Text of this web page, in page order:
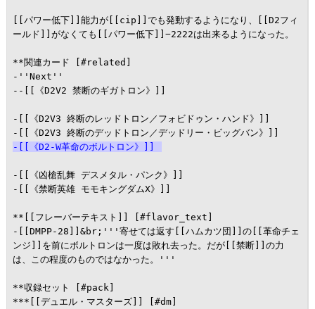
[[パワー低下]]能力が[[cip]]でも発動するようになり、[[D2フィ
ールド]]がなくても[[パワー低下]]−2222は出来るようになった。
**関連カード [#related]
-''Next''
--[[《D2V2 禁断のギガトロン》]]
-[[《D2V3 終断のレッドトロン／フォビドゥン・ハンド》]]
-[[《D2-W革命のボルトロン》]]
-[[《凶槍乱舞 デスメタル・パンク》]]
-[[《禁断英雄 モモキングダムX》]]
**[[フレーバーテキスト]] [#flavor_text]
-[[DMPP-28]]&br;'''寄せては返す[[ハムカツ団]]の[[革命チェ
ンジ]]を前にボルトロンは一度は敗れ去った。だが[[禁断]]の力
は、この程度のものではなかった。'''
**収録セット [#pack]
***[[デュエル・マスターズ]] [#dm]